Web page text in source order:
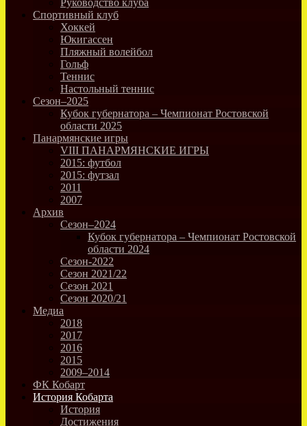
Спортивный клуб
Хоккей
Юкигассен
Пляжный волейбол
Гольф
Теннис
Настольный теннис
Сезон–2025
Кубок губернатора – Чемпионат Ростовской
области 2025
Панармянские игры
VIII ПАНАРМЯНСКИЕ ИГРЫ
2015: футбол
2015: футзал
2011
2007
Архив
Сезон–2024
Кубок губернатора – Чемпионат Ростовской
области 2024
Сезон-2022
Сезон 2021/22
Сезон 2021
Сезон 2020/21
Медиа
2018
2017
2016
2015
2009–2014
ФК Кобарт
История Кобарта
История
Достижения